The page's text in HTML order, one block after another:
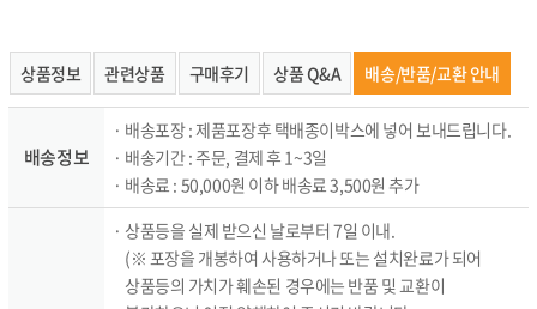
상품정보 관련상품 구매후기 상품 Q&A 배송/반품/교환 안내
배송정보
· 배송포장 : 제품포장후 택배종이박스에 넣어 보내드립니다.
· 배송기간 : 주문, 결제 후 1~3일
· 배송료 : 50,000원 이하 배송료 3,500원 추가
· 상품등을 실제 받으신 날로부터 7일 이내.
(※ 포장을 개봉하여 사용하거나 또는 설치완료가 되어
상품등의 가치가 훼손된 경우에는 반품 및 교환이